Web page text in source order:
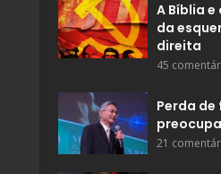
A Bíblia
da
direita
45
Perda de
21